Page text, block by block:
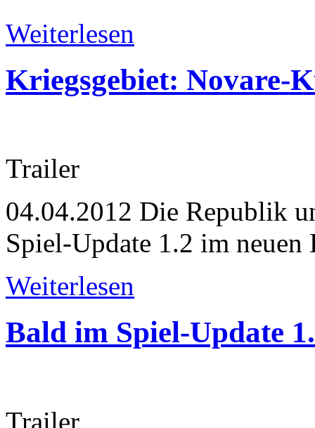
Weiterlesen
Kriegsgebiet: Novare-
Trailer
04.04.2012 Die Republik
Spiel-Update 1.2 im
Weiterlesen
Bald im Spiel-Update
Trailer